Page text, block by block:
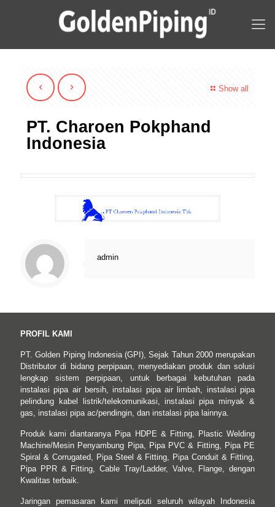
Show all
PT. Charoen Pokphand
Indonesia
admin
PROFIL KAMI
PT. Golden Piping Indonesia (GPI), Sejak Tahun 2000 merupakan
Distributor di bidang perpipaan, menyediakan produk dan solusi
lengkap sistem perpipaan, untuk berbagai kebutuhan pada
instalasi pipa air bersih, instalasi pipa air limbah, instalasi pipa
pelindung kabel listrik/telekomunikasi, instalasi pipa minyak &
gas, instalasi pipa ac/pendingin, dan instalasi pipa lainnya.
Produk kami diantaranya Pipa HDPE & Fitting, Plastic Welding
Machine/Mesin Penyambung Pipa, Pipa PVC & Fitting, Pipa PE
Spiral & Corrugated, Pipa Steel & Fitting, Pipa Conduit & Fitting,
Pipa PPR & Fitting, Cable Tray/Ladder, Valve, Flange, dengan
Kwalitas terbaik.
Jaringan pemasaran kami meliputi seluruh wilayah Indonesia